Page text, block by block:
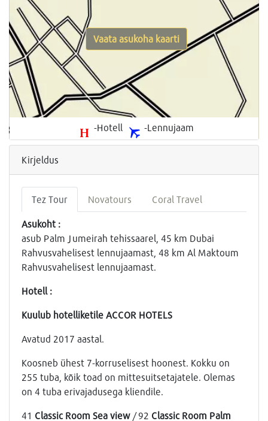
-Hotell -Lennujaam
Vaata asukoha kaarti
Kirjeldus
Tez Tour Novatours Coral Travel
Asukoht :
asub Palm Jumeirah tehissaarel, 45 km Dubai
Rahvusvahelisest lennujaamast, 48 km Al Maktoum
Rahvusvahelisest lennujaamast.
Hotell :
Kuulub hotelliketile ACCOR HOTELS
Avatud 2017 aastal.
Koosneb ühest 7-korruselisest hoonest. Kokku on
255 tuba, kõik toad on mittesuitsetajatele. Olemas
on 4 tuba erivajadusega kliendile.
41 Classic Room Sea view/ 92 Classic Room Palm